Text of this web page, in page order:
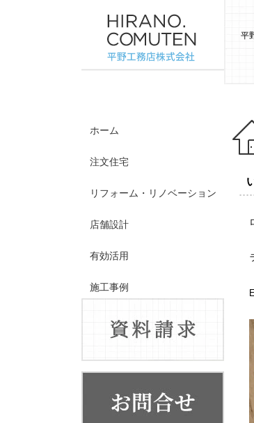
平
ホーム
注文住宅
リフォーム・リノベーション
店舗設計
有効活用
施工事例
お客様の声